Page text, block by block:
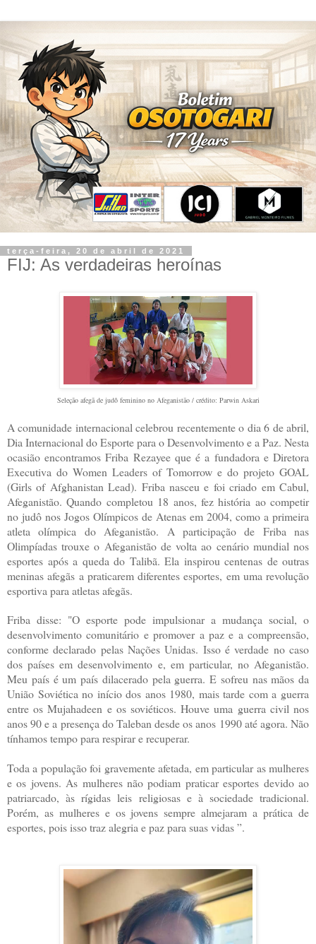
terça-feira, 20 de abril de 2021
FIJ: As verdadeiras heroínas
Seleção afegã de judô feminino no Afeganistão / crédito: Parwin Askari
A comunidade internacional celebrou recentemente o dia 6 de abril,
Dia Internacional do Esporte para o Desenvolvimento e a Paz. Nesta
ocasião encontramos Friba Rezayee que é a fundadora e Diretora
Executiva do Women Leaders of Tomorrow e do projeto GOAL
(Girls of Afghanistan Lead). Friba nasceu e foi criado em Cabul,
Afeganistão. Quando completou 18 anos, fez história ao competir
no judô nos Jogos Olímpicos de Atenas em 2004, como a primeira
atleta olímpica do Afeganistão. A participação de Friba nas
Olimpíadas trouxe o Afeganistão de volta ao cenário mundial nos
esportes após a queda do Talibã. Ela inspirou centenas de outras
meninas afegãs a praticarem diferentes esportes, em uma revolução
esportiva para atletas afegãs.
Friba disse: "O esporte pode impulsionar a mudança social, o
desenvolvimento comunitário e promover a paz e a compreensão,
conforme declarado pelas Nações Unidas. Isso é verdade no caso
dos países em desenvolvimento e, em particular, no Afeganistão.
Meu país é um país dilacerado pela guerra. E sofreu nas mãos da
União Soviética no início dos anos 1980, mais tarde com a guerra
entre os Mujahadeen e os soviéticos. Houve uma guerra civil nos
anos 90 e a presença do Taleban desde os anos 1990 até agora. Não
tínhamos tempo para respirar e recuperar.
Toda a população foi gravemente afetada, em particular as mulheres
e os jovens. As mulheres não podiam praticar esportes devido ao
patriarcado, às rígidas leis religiosas e à sociedade tradicional.
Porém, as mulheres e os jovens sempre almejaram a prática de
esportes, pois isso traz alegria e paz para suas vidas ”.